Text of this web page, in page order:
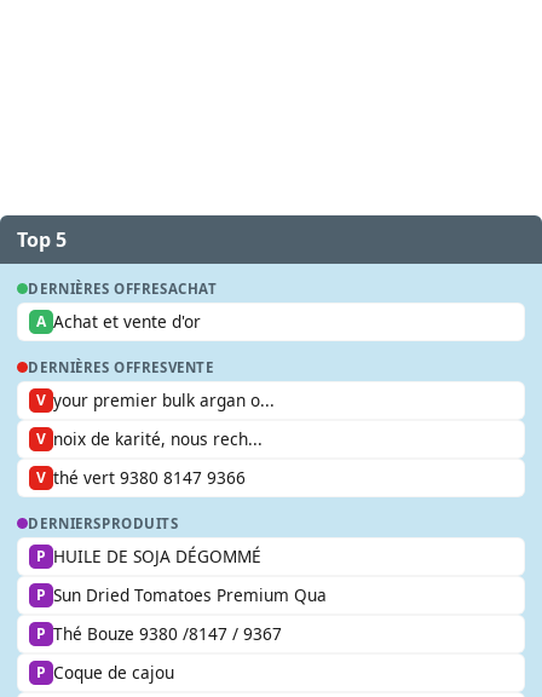
Top 5
DERNIÈRES OFFRESACHAT
A Achat et vente d'or
DERNIÈRES OFFRESVENTE
V your premier bulk argan o...
V noix de karité, nous rech...
V thé vert 9380 8147 9366
DERNIERSPRODUITS
P HUILE DE SOJA DÉGOMMÉ
P Sun Dried Tomatoes Premium Qua
P Thé Bouze 9380 /8147 / 9367
P Coque de cajou